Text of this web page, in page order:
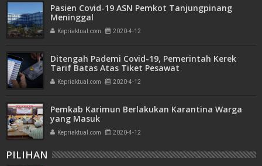
Pasien Covid-19 ASN Pemkot Tanjungpinang
Meninggal
Kepriaktual.com 2020-4-12
Ditengah Pademi Covid-19, Pemerintah Kerek
Tarif Batas Atas Tiket Pesawat
Kepriaktual.com 2020-4-12
Pemkab Karimun Berlakukan Karantina Warga
yang Masuk
Kepriaktual.com 2020-4-12
PILIHAN